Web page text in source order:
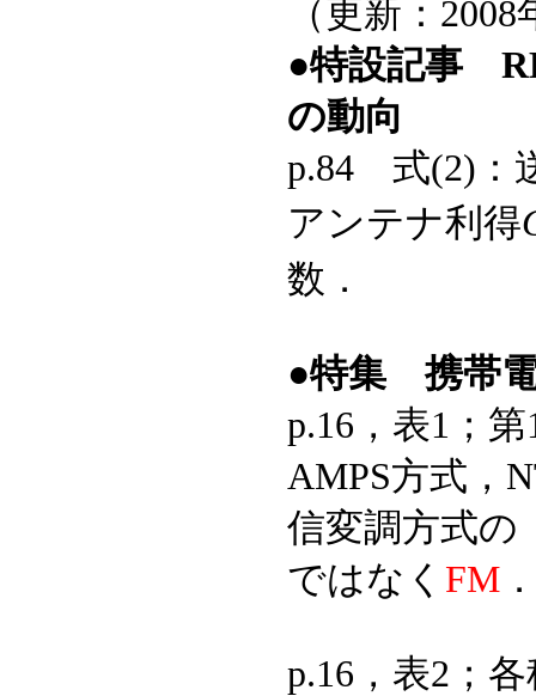
（更新：
●特設記事
の動向
p.84 式(2)：
アンテナ利得
数．
●特集 携帯
p.16，表1；
AMPS方式，
信変調方式の
ではなく FM
p.16，表2；